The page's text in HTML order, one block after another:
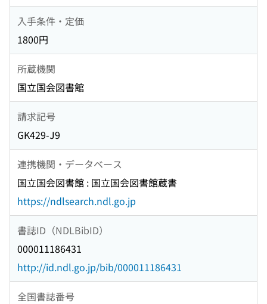
入手条件・定価
1800円
所蔵機関
国立国会図書館
請求記号
GK429-J9
連携機関・データベース
国立国会図書館 : 国立国会図書館蔵書
https://ndlsearch.ndl.go.jp
書誌ID（NDLBibID）
000011186431
http://id.ndl.go.jp/bib/000011186431
全国書誌番号